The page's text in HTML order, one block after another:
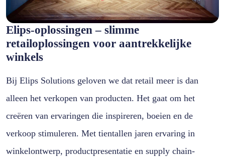
Elips-oplossingen – slimme
retailoplossingen voor aantrekkelijke
winkels
Bij Elips Solutions geloven we dat retail meer is dan
alleen het verkopen van producten. Het gaat om het
creëren van ervaringen die inspireren, boeien en de
verkoop stimuleren. Met tientallen jaren ervaring in
winkelontwerp, productpresentatie en supply chain-